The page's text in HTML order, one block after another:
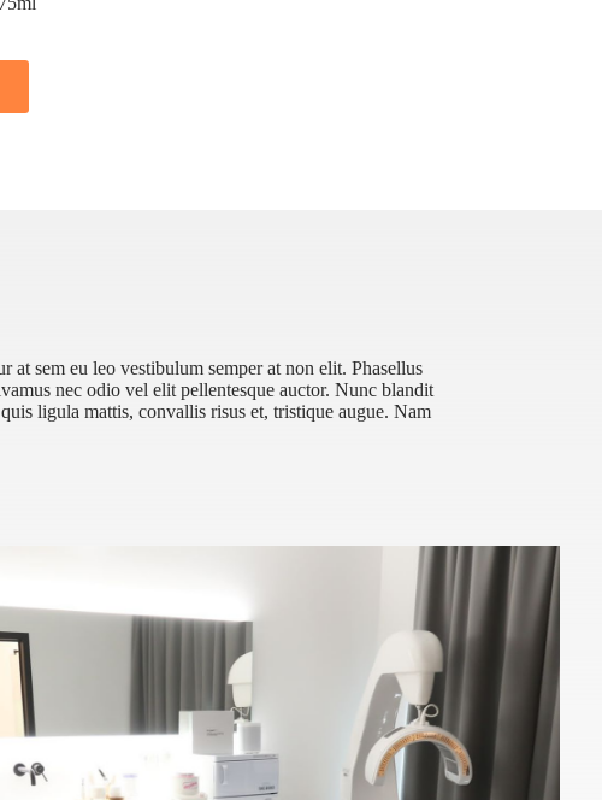
sem eu leo vestibulum semper at non elit. Phasellus
nec odio vel elit pellentesque auctor. Nunc blandit
ligula mattis, convallis risus et, tristique augue. Nam